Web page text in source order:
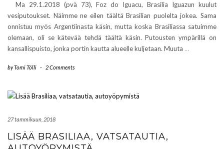
Ma 29.1.2018 (pvä 73), Foz do Iguacu, Brasilia Iguazun kuulut
vesiputoukset. Näimme ne eilen täältä Brasilian puolelta jokea. Sama
onnistuu myös Argentiinasta käsin, mutta koska Brasiliassa satuimme
olemaan, oli se kätevää tehdä täältä käsin. Putousten ympärillä on
kansallispuisto, jonka portin kautta alueelle kuljetaan. Muuta …
byTomi Tölli - 2 Comments
27 tammikuun, 2018
LISÄÄ BRASILIAA, VATSATAUTIA,